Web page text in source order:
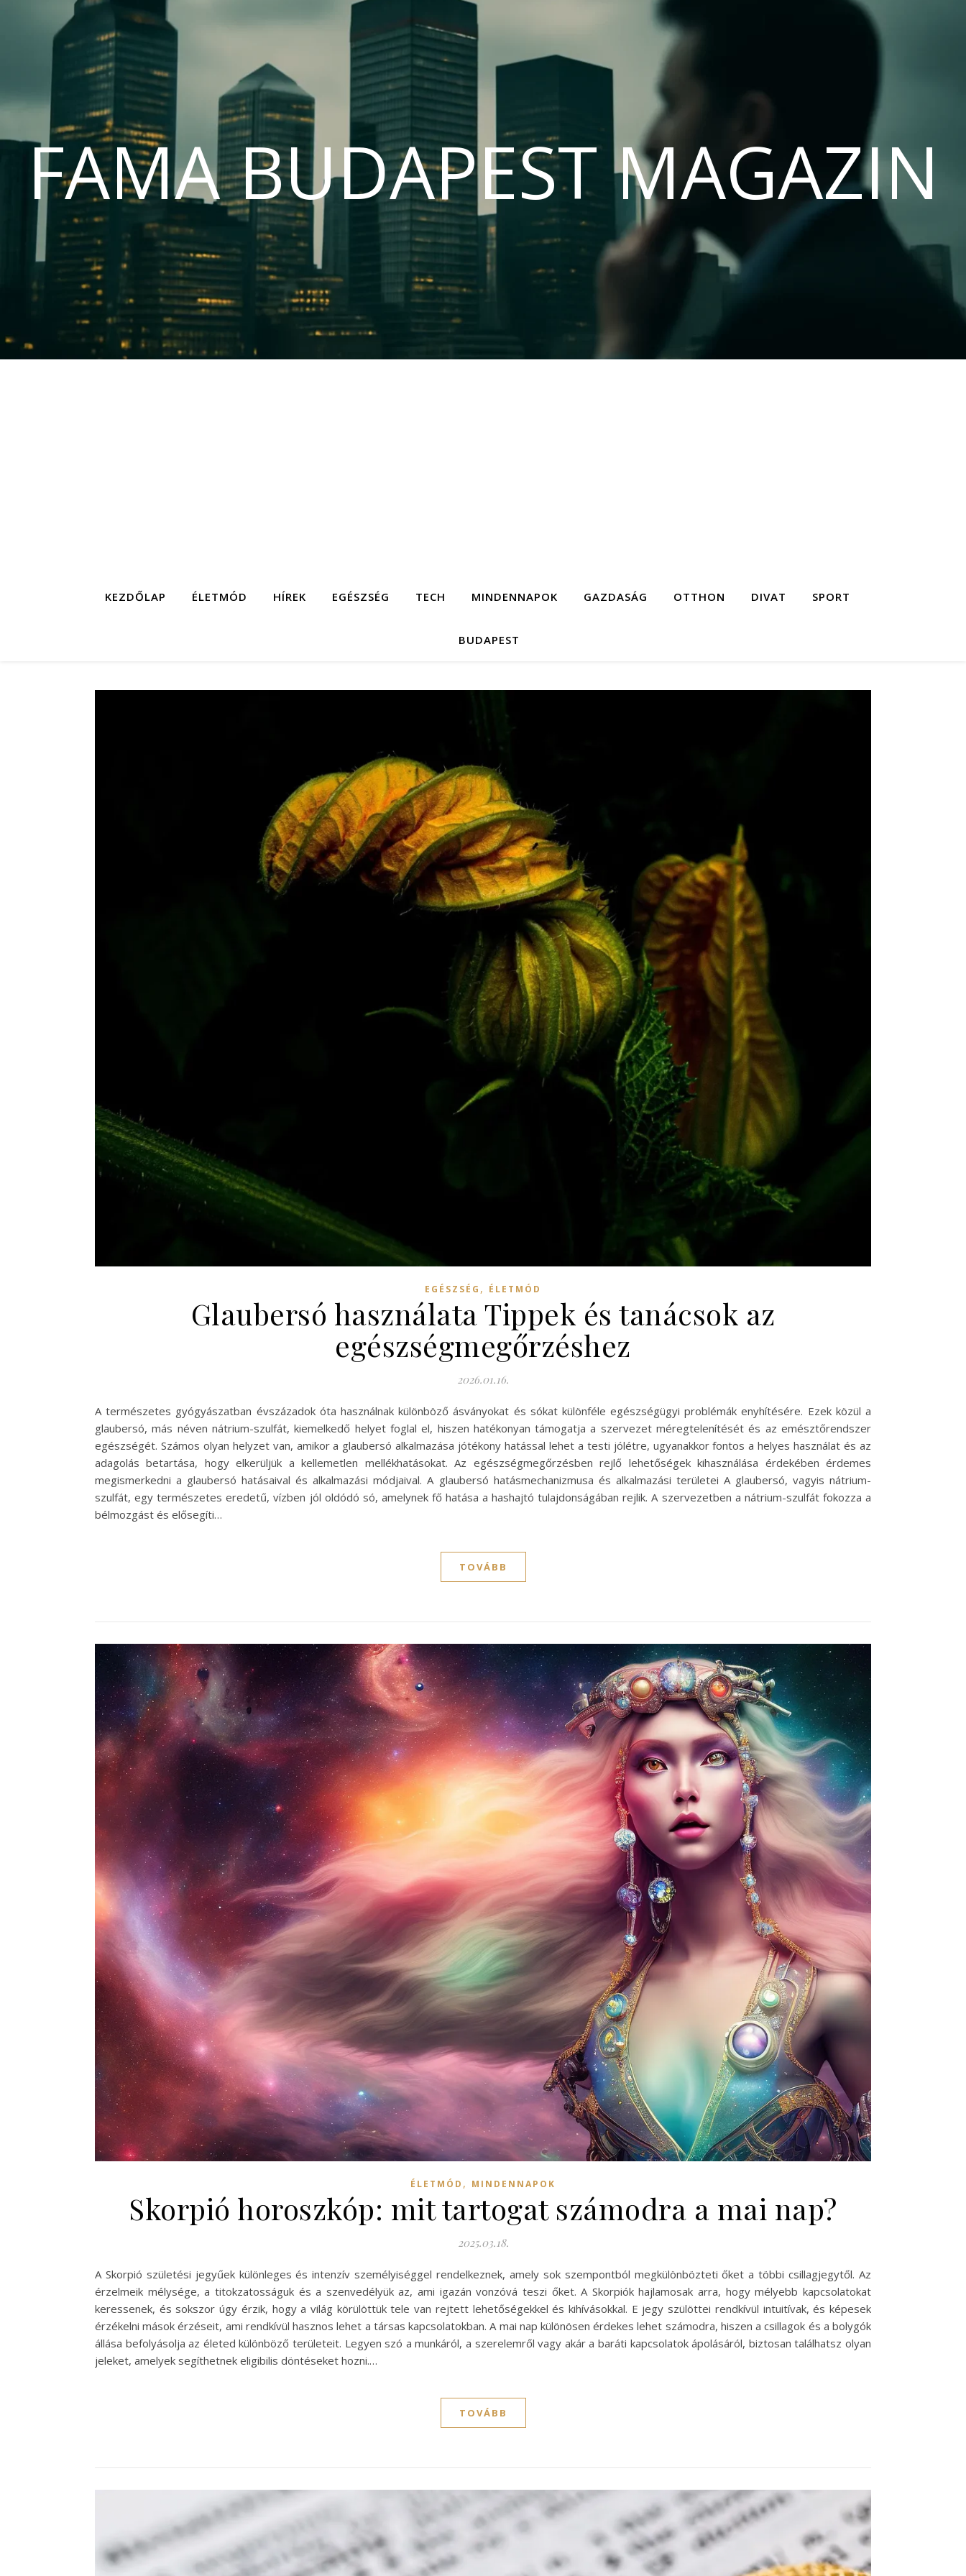
FAMA BUDAPEST MAGAZIN
KEZDŐLAP ÉLETMÓD HÍREK EGÉSZSÉG TECH MINDENNAPOK GAZDASÁG OTTHON DIVAT SPORT
BUDAPEST
EGÉSZSÉG , ÉLETMÓD
Glaubersó használata Tippek és tanácsok az
egészségmegőrzéshez
2026.01.16.
A természetes gyógyászatban évszázadok óta használnak különböző ásványokat és sókat különféle egészségügyi problémák enyhítésére. Ezek közül a
glaubersó, más néven nátrium-szulfát, kiemelkedő helyet foglal el, hiszen hatékonyan támogatja a szervezet méregtelenítését és az emésztőrendszer
egészségét. Számos olyan helyzet van, amikor a glaubersó alkalmazása jótékony hatással lehet a testi jólétre, ugyanakkor fontos a helyes használat és az
adagolás betartása, hogy elkerüljük a kellemetlen mellékhatásokat. Az egészségmegőrzésben rejlő lehetőségek kihasználása érdekében érdemes
megismerkedni a glaubersó hatásaival és alkalmazási módjaival. A glaubersó hatásmechanizmusa és alkalmazási területei A glaubersó, vagyis nátrium-
szulfát, egy természetes eredetű, vízben jól oldódó só, amelynek fő hatása a hashajtó tulajdonságában rejlik. A szervezetben a nátrium-szulfát fokozza a
bélmozgást és elősegíti…
TOVÁBB
ÉLETMÓD , MINDENNAPOK
Skorpió horoszkóp: mit tartogat számodra a mai nap?
2025.03.18.
A Skorpió születési jegyűek különleges és intenzív személyiséggel rendelkeznek, amely sok szempontból megkülönbözteti őket a többi csillagjegytől. Az
érzelmeik mélysége, a titokzatosságuk és a szenvedélyük az, ami igazán vonzóvá teszi őket. A Skorpiók hajlamosak arra, hogy mélyebb kapcsolatokat
keressenek, és sokszor úgy érzik, hogy a világ körülöttük tele van rejtett lehetőségekkel és kihívásokkal. E jegy szülöttei rendkívül intuitívak, és képesek
érzékelni mások érzéseit, ami rendkívül hasznos lehet a társas kapcsolatokban. A mai nap különösen érdekes lehet számodra, hiszen a csillagok és a bolygók
állása befolyásolja az életed különböző területeit. Legyen szó a munkáról, a szerelemről vagy akár a baráti kapcsolatok ápolásáról, biztosan találhatsz olyan
jeleket, amelyek segíthetnek eligibilis döntéseket hozni.…
TOVÁBB